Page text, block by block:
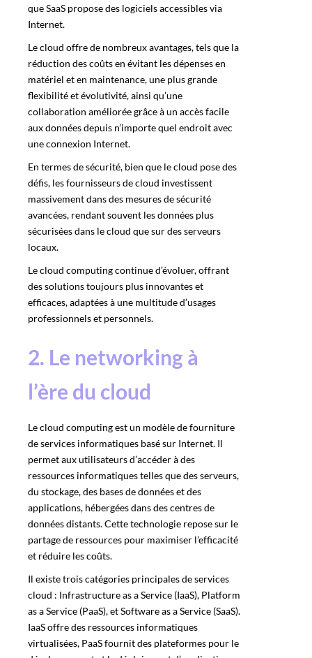
que SaaS propose des logiciels accessibles via
Internet.
Le cloud offre de nombreux avantages, tels que la
réduction des coûts en évitant les dépenses en
matériel et en maintenance, une plus grande
flexibilité et évolutivité, ainsi qu’une
collaboration améliorée grâce à un accès facile
aux données depuis n’importe quel endroit avec
une connexion Internet.
En termes de sécurité, bien que le cloud pose des
défis, les fournisseurs de cloud investissent
massivement dans des mesures de sécurité
avancées, rendant souvent les données plus
sécurisées dans le cloud que sur des serveurs
locaux.
Le cloud computing continue d’évoluer, offrant
des solutions toujours plus innovantes et
efficaces, adaptées à une multitude d’usages
professionnels et personnels.
2. Le networking à
l’ère du cloud
Le cloud computing est un modèle de fourniture
de services informatiques basé sur Internet. Il
permet aux utilisateurs d’accéder à des
ressources informatiques telles que des serveurs,
du stockage, des bases de données et des
applications, hébergées dans des centres de
données distants. Cette technologie repose sur le
partage de ressources pour maximiser l’efficacité
et réduire les coûts.
Il existe trois catégories principales de services
cloud : Infrastructure as a Service (IaaS), Platform
as a Service (PaaS), et Software as a Service (SaaS).
IaaS offre des ressources informatiques
virtualisées, PaaS fournit des plateformes pour le